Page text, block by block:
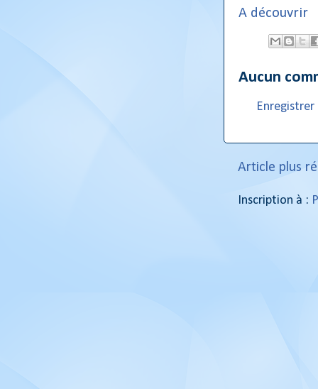
A découvrir
Aucun
Article plus
Inscription à :